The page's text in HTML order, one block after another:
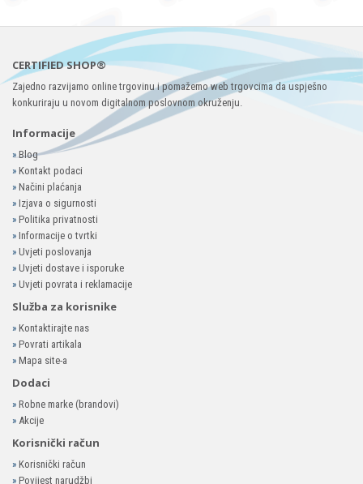
CERTIFIED SHOP®
Zajedno razvijamo online trgovinu i pomažemo web trgovcima da uspješno
konkuriraju u novom digitalnom poslovnom okruženju.
Informacije
»Blog
» Kontakt podaci
» Načini plaćanja
» Izjava o sigurnosti
» Politika privatnosti
» Informacije o tvrtki
» Uvjeti poslovanja
» Uvjeti dostave i isporuke
» Uvjeti povrata i reklamacije
Služba za korisnike
» Kontaktirajte nas
» Povrati artikala
» Mapa site-a
Dodaci
» Robne marke (brandovi)
» Akcije
Korisnički račun
» Korisnički račun
» Povijest narudžbi